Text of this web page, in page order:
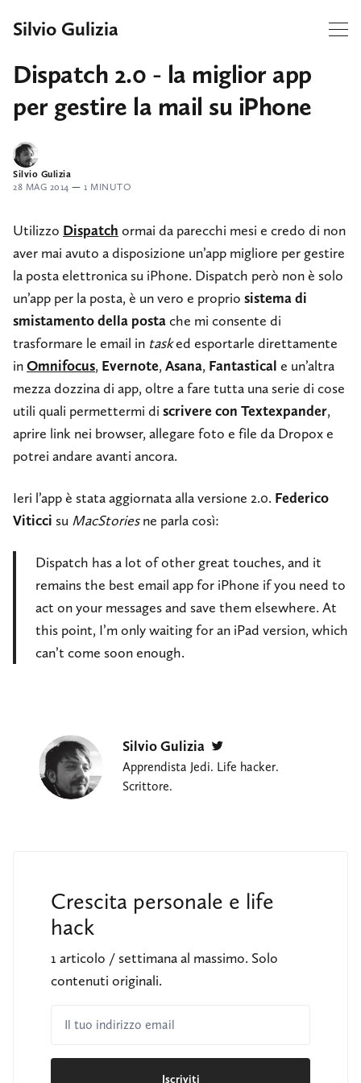
Silvio Gulizia
Dispatch 2.0 - la miglior app
per gestire la mail su iPhone
Silvio Gulizia
28 MAG 2014 — 1 MINUTO
Utilizzo Dispatch ormai da parecchi mesi e credo di non
aver mai avuto a disposizione un’app migliore per gestire
la posta elettronica su iPhone. Dispatch però non è solo
un’app per la posta, è un vero e proprio sistema di
smistamento della postache mi consente di
trasformare le email in tasked esportarle direttamente
inOmnifocus, Evernote, Asana, Fantastical e un’altra
mezza dozzina di app, oltre a fare tutta una serie di cose
utili quali permettermi di scrivere con Textexpander,
aprire link nei browser, allegare foto e file da Dropox e
potrei andare avanti ancora.
Ieri l’app è stata aggiornata alla versione 2.0. Federico
Viticci su MacStoriesne parla così:
Dispatch has a lot of other great touches, and it
remains the best email app for iPhone if you need to
act on your messages and save them elsewhere. At
this point, I’m only waiting for an iPad version, which
can’t come soon enough.
Silvio Gulizia
Apprendista Jedi. Life hacker.
Scrittore.
Crescita personale e life
hack
1 articolo / settimana al massimo. Solo
contenuti originali.
Il tuo indirizzo email
Iscriviti